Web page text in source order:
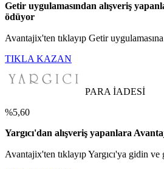
Getir uygulamasından alışveriş
ödüyor
Avantajix'ten tıklayıp Getir
TIKLA KAZAN
PARA İADESİ
%5,60
Yargıcı'dan alışveriş yapanlara
Avantajix'ten tıklayıp Yargıcı'ya gidin ve